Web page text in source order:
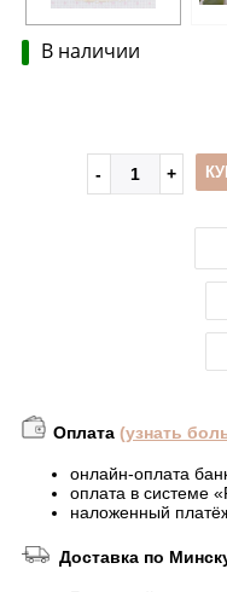
В наличии
Оплата (узнать
онлайн-оплата
оплата в системе
наложенный
Доставка по